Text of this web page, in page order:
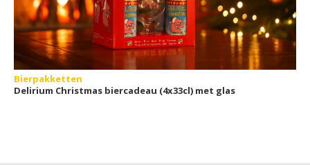
Bierpakketten
Delirium Christmas biercadeau (4x33cl) met glas